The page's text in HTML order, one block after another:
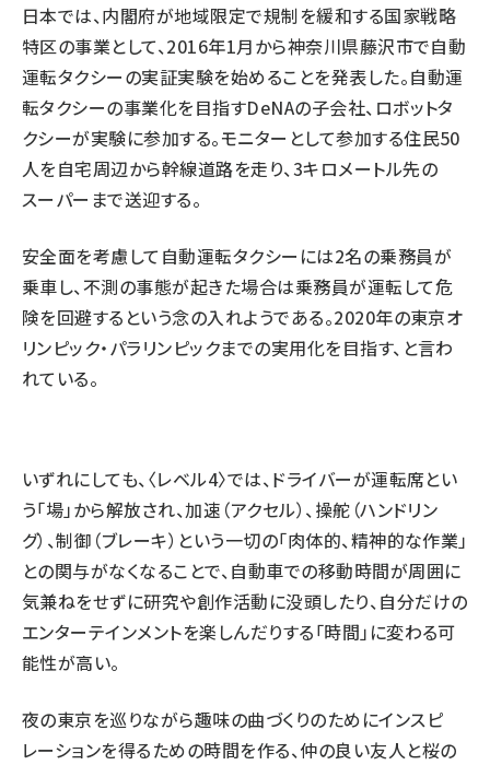
日本では、内閣府が地域限定で規制を緩和する国家戦略
特区の事業として、2016年1月から神奈川県藤沢市で自動
運転タクシーの実証実験を始めることを発表した。自動運
転タクシーの事業化を目指すDeNAの子会社、ロボットタ
クシーが実験に参加する。モニターとして参加する住民50
人を自宅周辺から幹線道路を走り、3キロメートル先の
スーパーまで送迎する。
安全面を考慮して自動運転タクシーには2名の乗務員が
乗車し、不測の事態が起きた場合は乗務員が運転して危
険を回避するという念の入れようである。2020年の東京オ
リンピック・パラリンピックまでの実用化を目指す、と言わ
れている。
いずれにしても、〈レベル4〉では、ドライバーが運転席とい
う「場」から解放され、加速（アクセル）、操舵（ハンドリン
グ）、制御（ブレーキ）という一切の「肉体的、精神的な作業」
との関与がなくなることで、自動車での移動時間が周囲に
気兼ねをせずに研究や創作活動に没頭したり、自分だけの
エンターテインメントを楽しんだりする「時間」に変わる可
能性が高い。
夜の東京を巡りながら趣味の曲づくりのためにインスピ
レーションを得るための時間を作る、仲の良い友人と桜の